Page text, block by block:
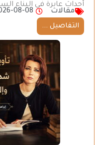
أحداث عابرة في البناء
مقالات
08-08
التفاصيل ...